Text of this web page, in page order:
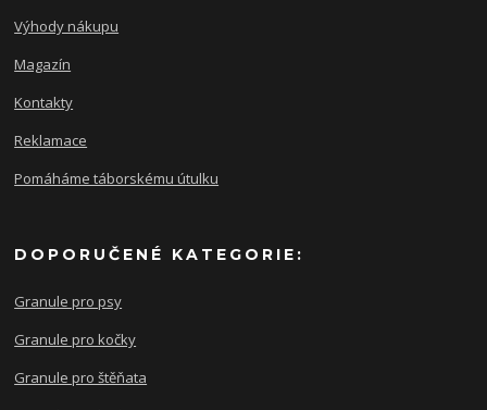
Výhody nákupu
Magazín
Kontakty
Reklamace
Pomáháme táborskému útulku
DOPORUČENÉ KATEGORIE:
Granule pro psy
Granule pro kočky
Granule pro štěňata